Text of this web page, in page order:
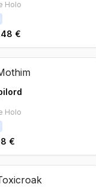
Holo
€
Holo
€